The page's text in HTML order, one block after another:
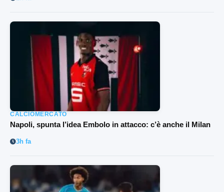
CALCIOMERCATO
Napoli, spunta l’idea Embolo in attacco: c’è anche il Milan
3h fa